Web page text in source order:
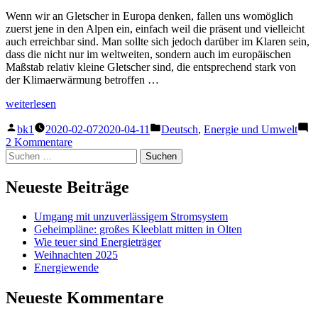
Wenn wir an Gletscher in Europa denken, fallen uns womöglich
zuerst jene in den Alpen ein, einfach weil die präsent und vielleicht
auch erreichbar sind. Man sollte sich jedoch darüber im Klaren sein,
dass die nicht nur im weltweiten, sondern auch im europäischen
Maßstab relativ kleine Gletscher sind, die entsprechend stark von
der Klimaerwärmung betroffen …
„Gletscher
Europa“
weiterlesen
Veröffentlicht
von
bk1 2020-02-072020-04-11
Veröffentlicht
Deutsch, Energie und Umwelt
2 Kommentarezu
in
Europa
Suchen
nach:
Neueste Beiträge
Umgang mit unzuverlässigem Stromsystem
Geheimpläne: großes Kleeblatt mitten in Olten
Wie teuer sind Energieträger
Weihnachten 2025
Energiewende
Neueste Kommentare